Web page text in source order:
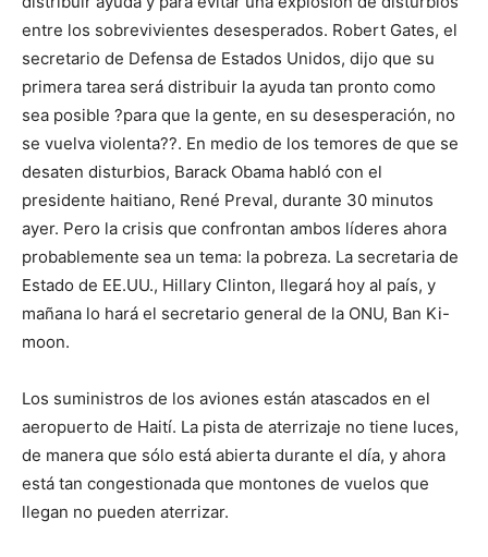
entre los sobrevivientes desesperados. Robert Gates, el
secretario de Defensa de Estados Unidos, dijo que su
primera tarea será distribuir la ayuda tan pronto como
sea posible ?para que la gente, en su desesperación, no
se vuelva violenta??. En medio de los temores de que se
desaten disturbios, Barack Obama habló con el
presidente haitiano, René Preval, durante 30 minutos
ayer. Pero la crisis que confrontan ambos líderes ahora
probablemente sea un tema: la pobreza. La secretaria de
Estado de EE.UU., Hillary Clinton, llegará hoy al país, y
mañana lo hará el secretario general de la ONU, Ban Ki-
moon.
Los suministros de los aviones están atascados en el
aeropuerto de Haití. La pista de aterrizaje no tiene luces,
de manera que sólo está abierta durante el día, y ahora
está tan congestionada que montones de vuelos que
llegan no pueden aterrizar.